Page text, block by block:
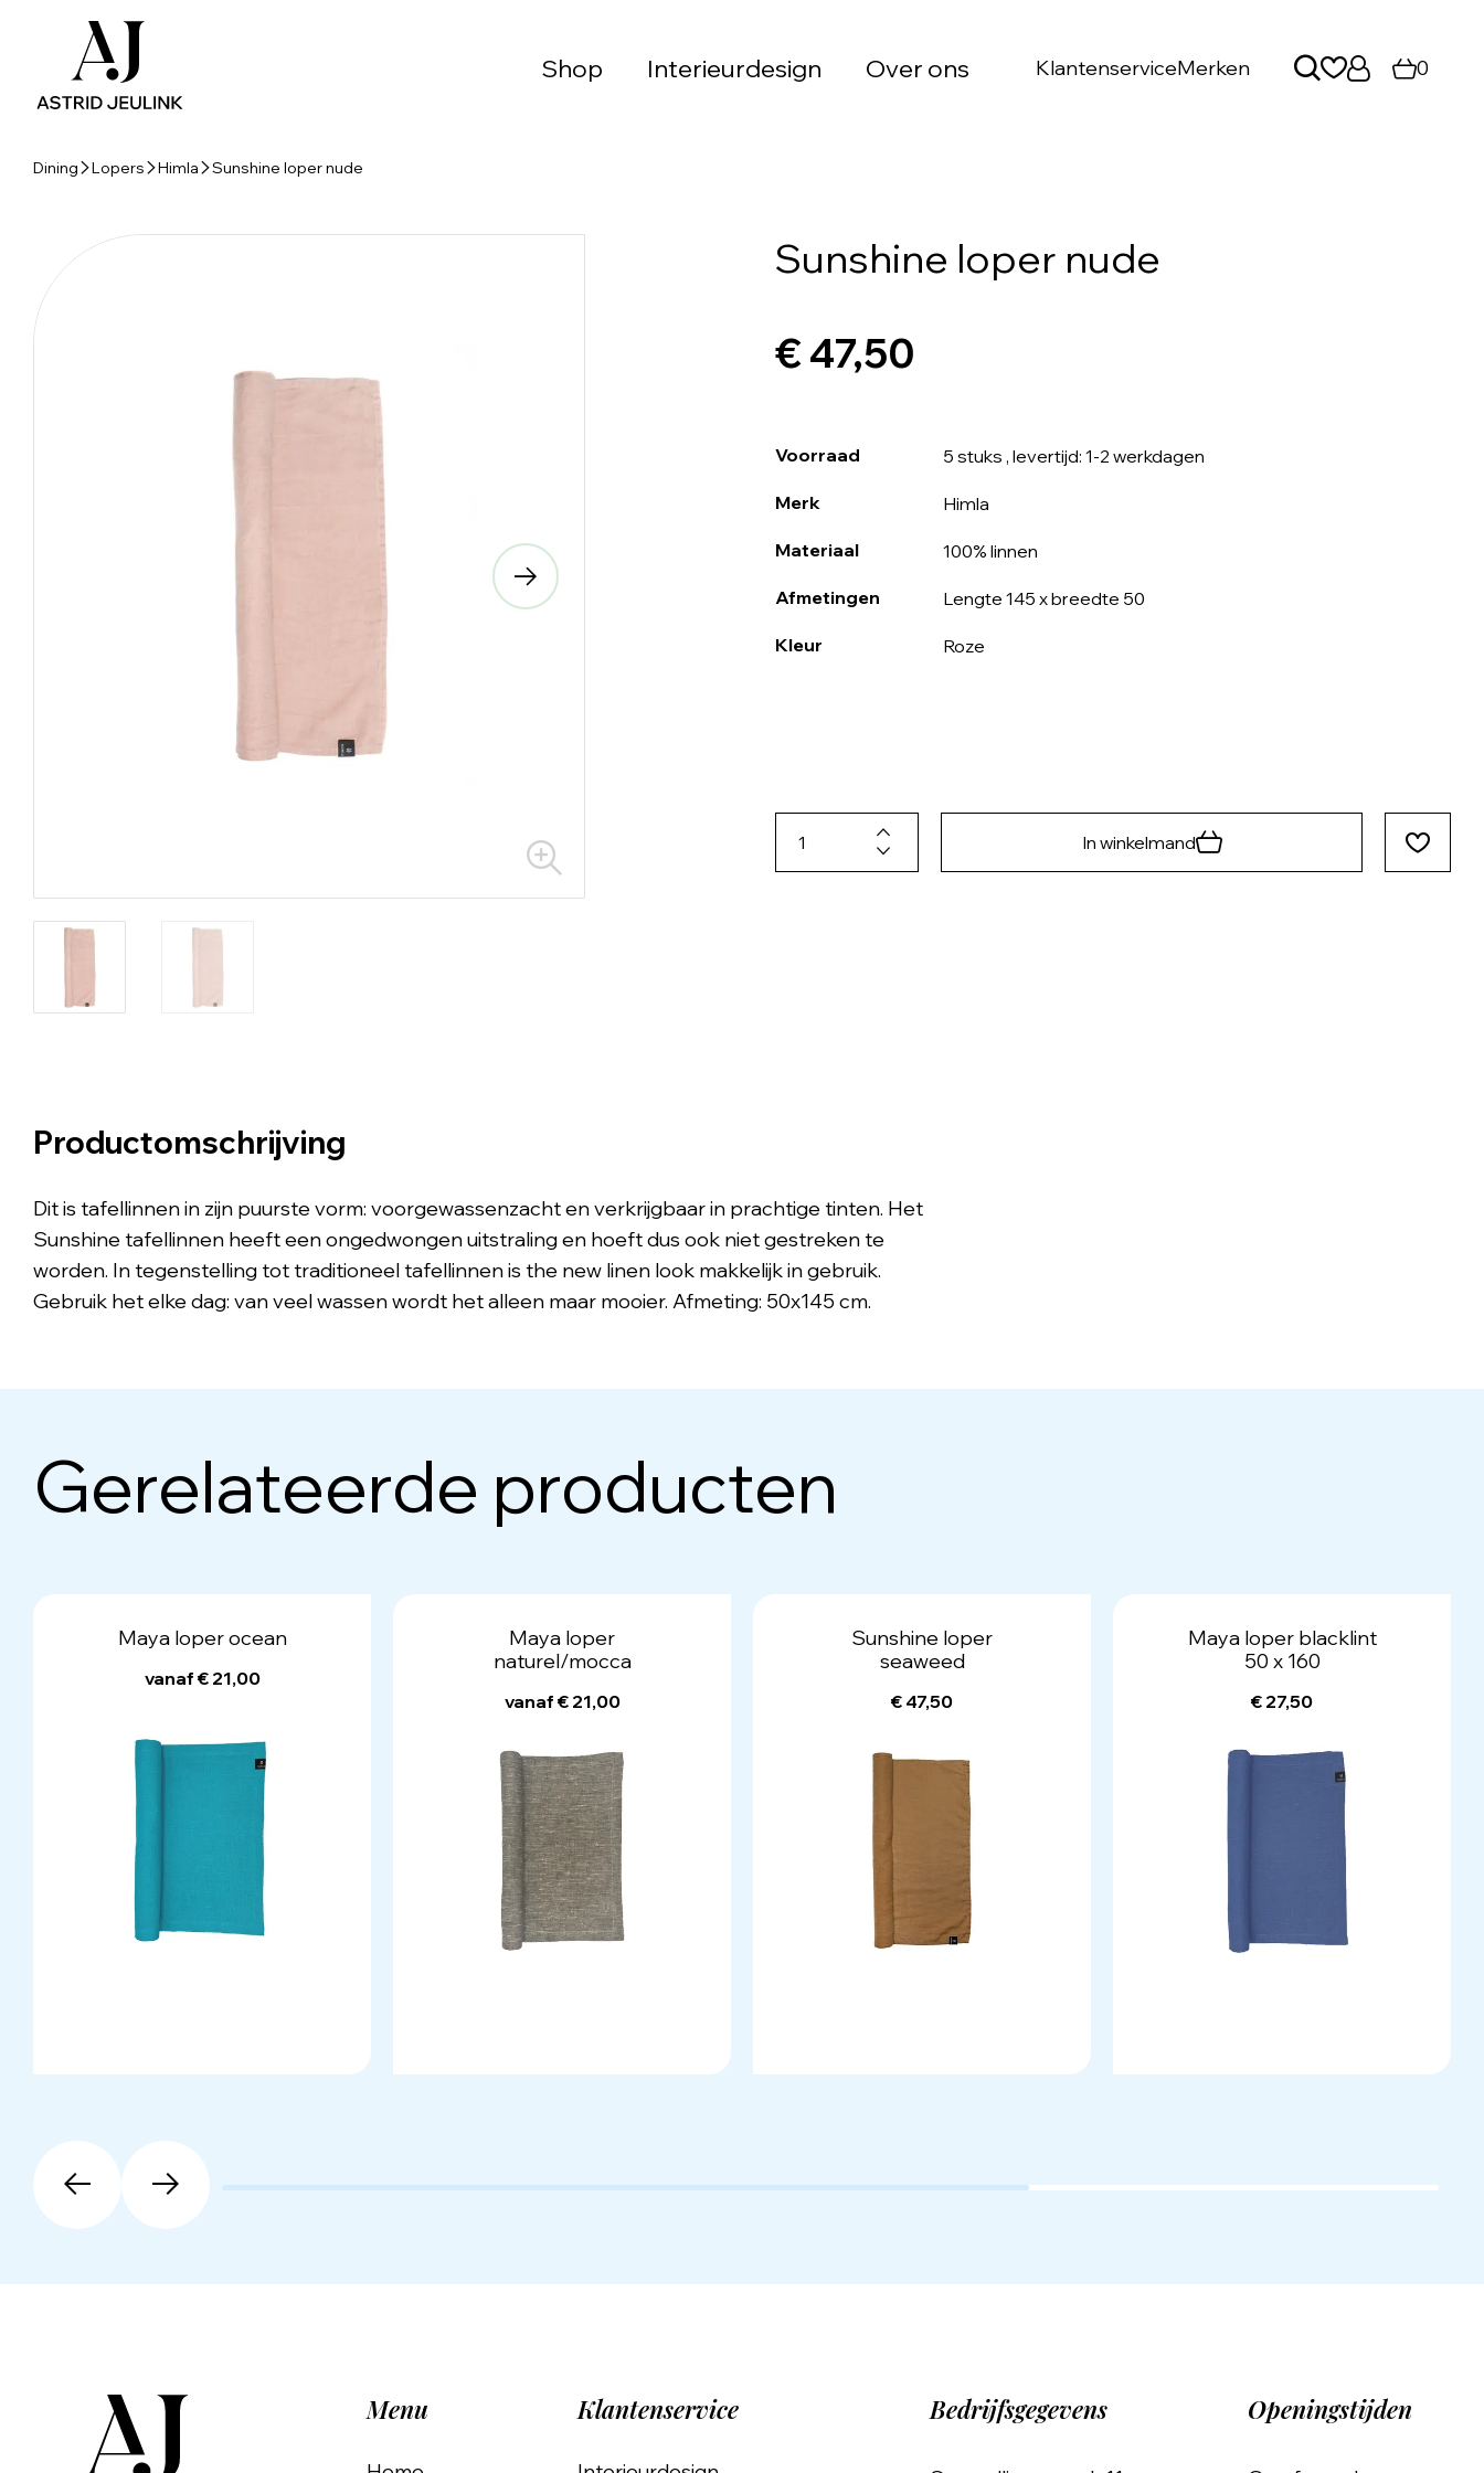
Shop Interieurdesign Over ons KlantenserviceMerken 0
Dining Lopers Himla Sunshine loper nude
Sunshine loper nude
€ 47,50
Voorraad 5 stuks , levertijd: 1-2 werkdagen
Merk Himla
Materiaal 100% linnen
Afmetingen Lengte 145 x breedte 50
Kleur Roze
In winkelmand
Productomschrijving
Dit is tafellinnen in zijn puurste vorm: voorgewassenzacht en verkrijgbaar in prachtige tinten. Het
Sunshine tafellinnen heeft een ongedwongen uitstraling en hoeft dus ook niet gestreken te
worden. In tegenstelling tot traditioneel tafellinnen is the new linen look makkelijk in gebruik.
Gebruik het elke dag: van veel wassen wordt het alleen maar mooier. Afmeting: 50x145 cm.
Gerelateerde producten
Maya loper ocean
vanaf € 21,00
Maya loper
naturel/mocca
vanaf € 21,00
Sunshine loper
seaweed
€ 47,50
Maya loper blacklint
50 x 160
€ 27,50
Menu Klantenservice Bedrijfsgegevens Openingstijden